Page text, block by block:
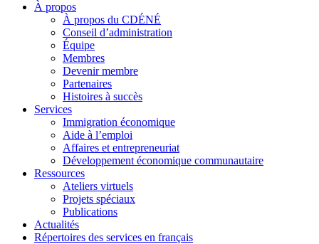
À propos
À propos du CDÉNÉ
Conseil d’administration
Équipe
Membres
Devenir membre
Partenaires
Histoires à succès
Services
Immigration économique
Aide à l’emploi
Affaires et entrepreneuriat
Développement économique communautaire
Ressources
Ateliers virtuels
Projets spéciaux
Publications
Actualités
Répertoires des services en français